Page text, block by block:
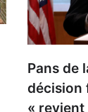
Pans de
décision
« revient